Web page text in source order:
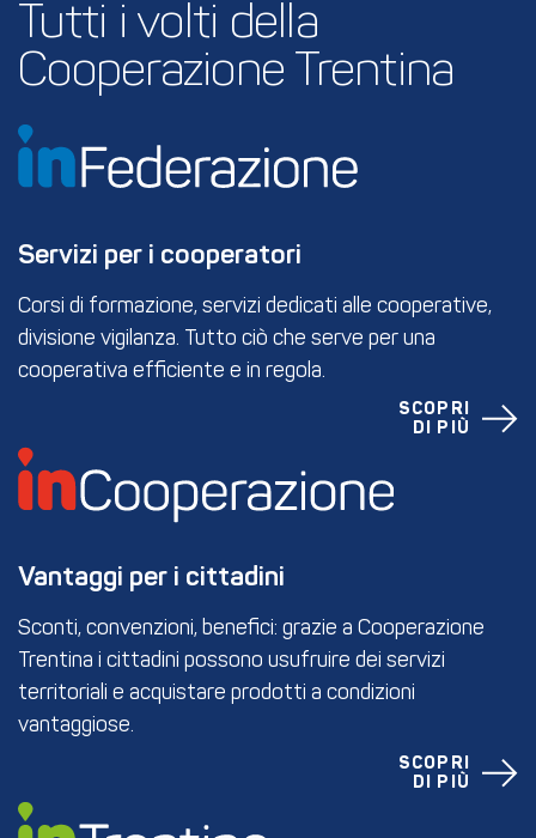
Tutti i volti della
Cooperazione Trentina
Servizi per i cooperatori
Corsi di formazione, servizi dedicati alle cooperative,
divisione vigilanza. Tutto ciò che serve per una
cooperativa efficiente e in regola.
SCOPRI
DI PIÙ
Vantaggi per i cittadini
Sconti, convenzioni, benefici: grazie a Cooperazione
Trentina i cittadini possono usufruire dei servizi
territoriali e acquistare prodotti a condizioni
vantaggiose.
SCOPRI
DI PIÙ